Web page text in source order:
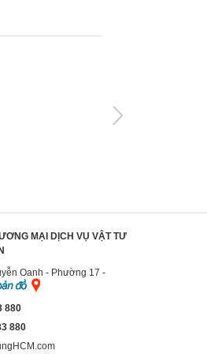
MẠI DỊCH VỤ VẬT TƯ
Oanh - Phường 17 -
880
880